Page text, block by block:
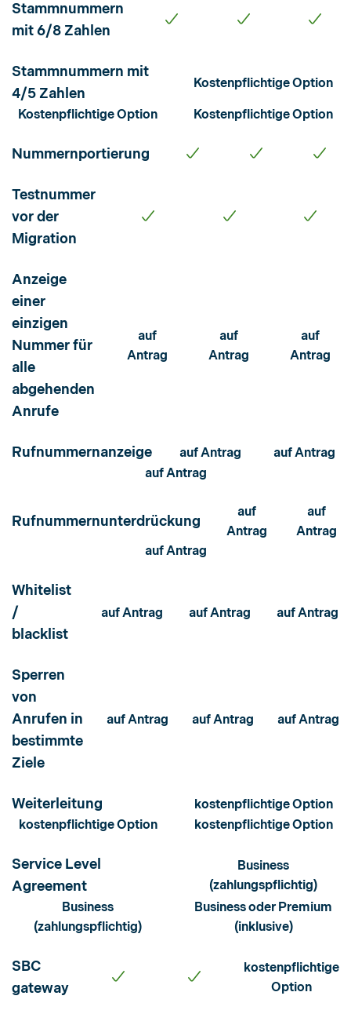
Stammnummern
mit 6/8 Zahlen
Stammnummern mit
4/5 Zahlen
Kostenpflichtige Option
Kostenpflichtige Option Kostenpflichtige Option
Nummernportierung
Testnummer
vor der
Migration
Anzeige
einer
einzigen
Nummer für
alle
abgehenden
Anrufe
auf
Antrag
auf
Antrag
auf
Antrag
Rufnummernanzeige auf Antrag
auf Antrag
auf Antrag
Rufnummernunterdrückung
auf
Antrag
auf
Antrag
auf Antrag
Whitelist
/
blacklist
auf Antrag auf Antrag auf Antrag
Sperren
von
Anrufen in
bestimmte
Ziele
auf Antrag auf Antrag auf Antrag
Weiterleitung
kostenpflichtige Option
kostenpflichtige Option
kostenpflichtige Option
Service Level
Agreement
Business
(zahlungspflichtig)
Business
(zahlungspflichtig)
Business oder Premium
(inklusive)
SBC
gateway
kostenpflichtige
Option